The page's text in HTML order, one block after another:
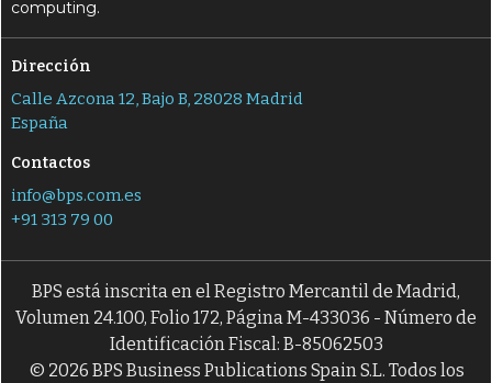
computing.
Dirección
Calle Azcona 12, Bajo B, 28028 Madrid
España
Contactos
info@bps.com.es
+91 313 79 00
BPS está inscrita en el Registro Mercantil de Madrid,
Volumen 24.100, Folio 172, Página M-433036 - Número de
Identificación Fiscal: B-85062503
© 2026 BPS Business Publications Spain S.L. Todos los